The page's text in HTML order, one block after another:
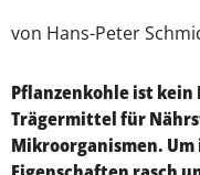
von Hans-Peter
Pflanzenkohle ist kein
Trägermittel für
Mikroorganismen.